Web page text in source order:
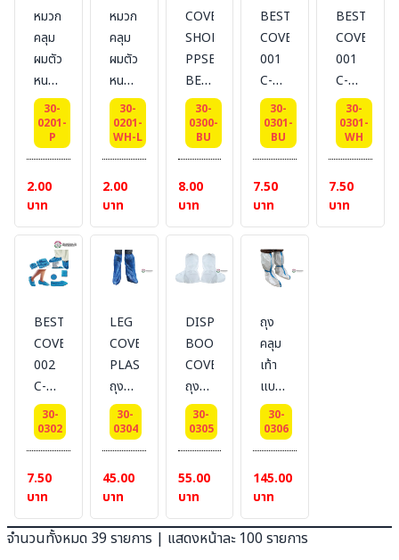
แบบ
Cap
ทรง
เรียบ
สี: ฟ้า
#BESTSAFE
หมวก
คลุม
ผมตัว
หนอน
สี :
สีชมพู
#
BESTSAFE
30-
0201-
P
2.00
บาท
หมวก
คลุม
ผมตัว
หนอน
สี : สี
ขาว
#
BESTSAFE
30-
0201-
WH-L
2.00
บาท
COVER
SHOE
PPSB
BESTSAFE
COVER
001
PL
ถุง
คลุม
เท้าส
ปัน
บอนด์
PPSB
ใช้
แล้ว
ทิ้ง
Disposable
30-
0300-
BU
8.00
บาท
BESTSAFE-
COVER
001
C-
PPSB
ถุง
คลุม
เท้า
PPSB
#
BESTSAFE
สี :
ฟ้า
30-
0301-
BU
7.50
บาท
COVER
001
C-
PPSB
ถุง
คลุม
เท้า
PPSB
#
BESTSAFE
30-
0301-
WH
7.50
บาท
BESTSAFE-
COVER
002
C-PE
ถุง
คลุม
รองเท้า
PE #
BESTSAFE
30-
0302
7.50
บาท
LEG
COVER
PLASTIC
ถุง
คลุม
ขา
แบบ
พลาสติก
30-
0304
45.00
บาท
DISPOSABLE
BOOT
COVER
ถุง
คลุม
รองเท้า
ป้องกัน
เชื้อ
โรค
เนื้อ
PE
30-
0305
55.00
บาท
ถุง
คลุม
เท้า
แบบ
ยาว
ทางการ
แพทย์
แบบ
ใช้
แล้ว
ทิ้ง
30-
0306
145.00
บาท
จำนวนทั้งหมด 39 รายการ | แสดงหน้าละ 100 รายการ